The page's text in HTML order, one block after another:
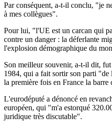
Par conséquent, a-t-il conclu, "je
à mes collègues".
Pour lui, "l'UE est un carcan qui
contre un danger : la déferlante
l'explosion démographique du
Son meilleur souvenir, a-t-il dit,
1984, qui a fait sortir son parti
la première fois en France la barre
L'eurodéputé a dénoncé en
européen, qui "m'a estorqué
juridique très discutable".